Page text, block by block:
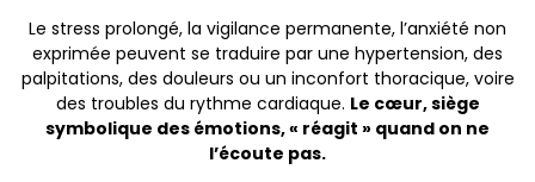
Le stress prolongé, la vigilance permanente, l’anxiété non
exprimée peuvent se traduire par une hypertension, des
palpitations, des douleurs ou un inconfort thoracique, voire
des troubles du rythme cardiaque. Le cœur, siège
symbolique des émotions, « réagit » quand on ne
l’écoute pas.